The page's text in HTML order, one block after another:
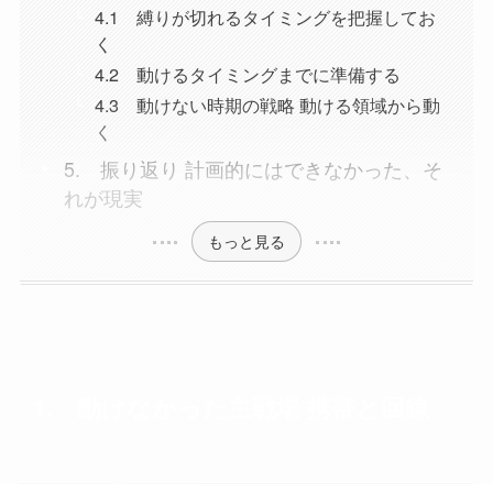
4.1 縛りが切れるタイミングを把握してお
く
4.2 動けるタイミングまでに準備する
4.3 動けない時期の戦略 動ける領域から動
く
5. 振り返り 計画的にはできなかった、そ
れが現実
もっと見る